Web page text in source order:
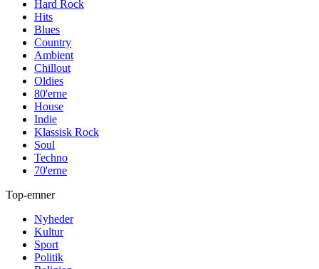
Hard Rock
Hits
Blues
Country
Ambient
Chillout
Oldies
80'erne
House
Indie
Klassisk Rock
Soul
Techno
70'erne
Top-emner
Nyheder
Kultur
Sport
Politik